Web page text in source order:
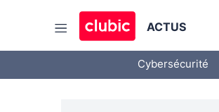
ACTUS
Cybersécurité